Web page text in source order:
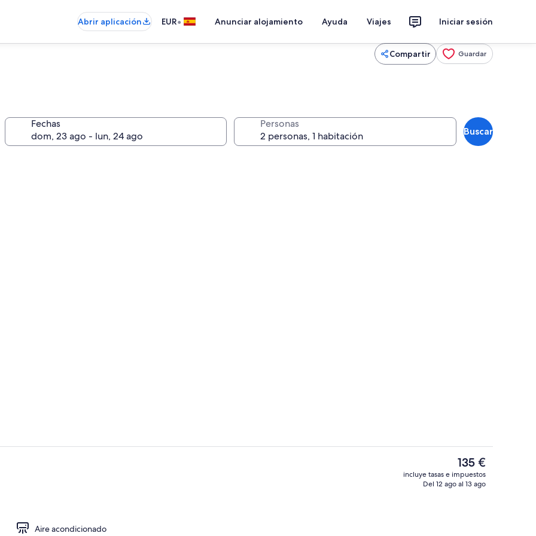
Abrir aplicación EUR• Anunciar alojamiento Ayuda Viajes Iniciar sesión
Compartir Guardar
Fechas Personas
Buscar
Aire acondicionado
El
precio
actual
135 €
incluye tasas e impuestos
Del 12 ago al 13 ago